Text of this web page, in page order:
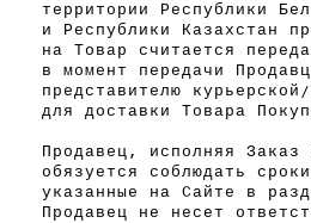
территории Республики
и Республики Казахстан
на Товар считается
в момент передачи
представителю
для доставки Товара
Продавец, исполняя Заказ
обязуется соблюдать
указанные на Сайте в
Продавец не несет